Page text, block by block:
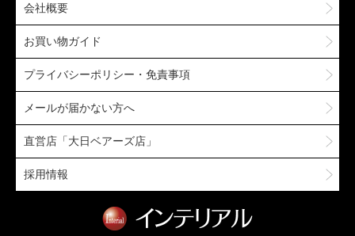
会社概要
お買い物ガイド
プライバシーポリシー・免責事項
メールが届かない方へ
直営店「大日ベアーズ店」
採用情報